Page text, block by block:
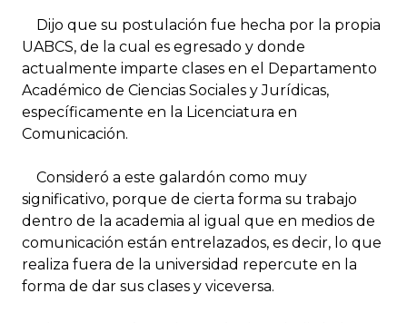
Dijo que su postulación fue hecha por la propia
UABCS, de la cual es egresado y donde
actualmente imparte clases en el Departamento
Académico de Ciencias Sociales y Jurídicas,
específicamente en la Licenciatura en
Comunicación.
Consideró a este galardón como muy
significativo, porque de cierta forma su trabajo
dentro de la academia al igual que en medios de
comunicación están entrelazados, es decir, lo que
realiza fuera de la universidad repercute en la
forma de dar sus clases y viceversa.